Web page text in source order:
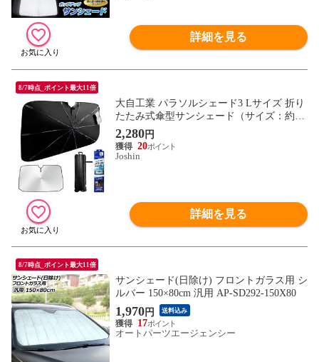
詳細を見る
8/7時点_ポイント最大11倍
大自工業 パラソルシェード3 Lサイズ 折り
たたみ式傘型サンシェード（サイズ：約14
60×850mm） Meltec PS-27 【返品種別A】
2,280円
20
Joshin
詳細を見る
8/7時点_ポイント最大11倍
サンシェード(日除け) フロントガラス用 シ
ルバー 150×80cm 汎用 AP-SD292-150X80
1,970円 送料込み
17
オートパーツエージェンシー